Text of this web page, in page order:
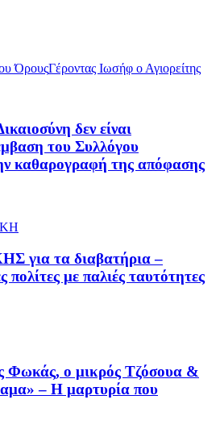
ΌρουςΓέροντας Ιωσήφ ο Αγιορείτης
δεν είναι
του Συλλόγου
καθαρογραφή της απόφασης
για τα διαβατήρια –
πολίτες με παλιές ταυτότητες
Φωκάς, ο μικρός Τζόσουα &
– Η μαρτυρία που